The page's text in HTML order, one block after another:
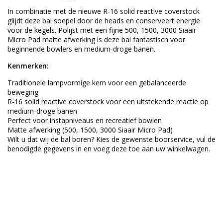
In combinatie met de nieuwe R-16 solid reactive coverstock
glijdt deze bal soepel door de heads en conserveert energie
voor de kegels. Polijst met een fijne 500, 1500, 3000 Siaair
Micro Pad matte afwerking is deze bal fantastisch voor
beginnende bowlers en medium-droge banen.
Kenmerken:
Traditionele lampvormige kern voor een gebalanceerde
beweging
R-16 solid reactive coverstock voor een uitstekende reactie op
medium-droge banen
Perfect voor instapniveaus en recreatief bowlen
Matte afwerking (500, 1500, 3000 Siaair Micro Pad)
Wilt u dat wij de bal boren? Kies de gewenste boorservice, vul de
benodigde gegevens in en voeg deze toe aan uw winkelwagen.